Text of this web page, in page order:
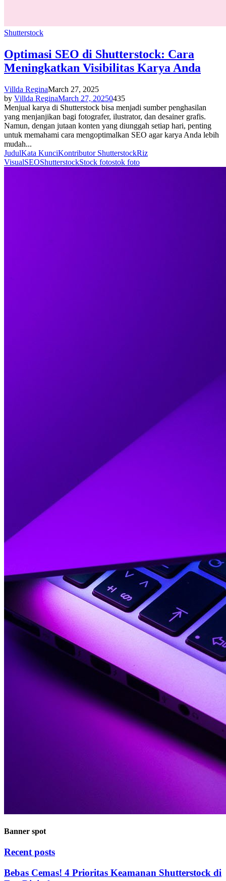
Shutterstock
Optimasi SEO di Shutterstock: Cara
Meningkatkan Visibilitas Karya Anda
Villda ReginaMarch 27, 2025
by Villda ReginaMarch 27, 20250435
Menjual karya di Shutterstock bisa menjadi sumber penghasilan
yang menjanjikan bagi fotografer, ilustrator, dan desainer grafis.
Namun, dengan jutaan konten yang diunggah setiap hari, penting
untuk memahami cara mengoptimalkan SEO agar karya Anda lebih
mudah...
JudulKata KunciKontributor ShutterstockRiz
VisualSEOShutterstockStock fotostok foto
Banner spot
Recent posts
Bebas Cemas! 4 Prioritas Keamanan Shutterstock di